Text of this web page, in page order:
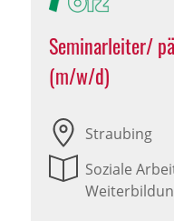
Seminarleiter/
(m/w/d)
Straubing
Soziale